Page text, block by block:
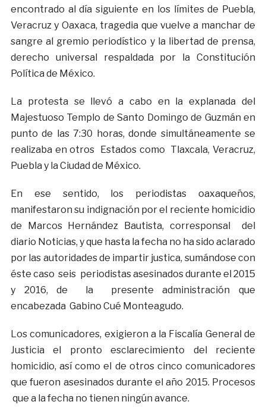
encontrado al día siguiente en los límites de Puebla,
Veracruz y Oaxaca, tragedia que vuelve a manchar de
sangre al gremio periodístico y la libertad de prensa,
derecho universal respaldada por la Constitución
Política de México.
La protesta se llevó a cabo en la explanada del
Majestuoso Templo de Santo Domingo de Guzmán en
punto de las 7:30 horas, donde simultáneamente se
realizaba en otros Estados como Tlaxcala, Veracruz,
Puebla y la Ciudad de México.
En ese sentido, los periodistas oaxaqueños,
manifestaron su indignación por el reciente homicidio
de Marcos Hernández Bautista, corresponsal del
diario Noticias, y que hasta la fecha no ha sido aclarado
por las autoridades de impartir justica, sumándose con
éste caso seis periodistas asesinados durante el 2015
y 2016, de la presente administración que
encabezada Gabino Cué Monteagudo.
Los comunicadores, exigieron a la Fiscalía General de
Justicia el pronto esclarecimiento del reciente
homicidio, así como el de otros cinco comunicadores
que fueron asesinados durante el año 2015. Procesos
que a la fecha no tienen ningún avance.